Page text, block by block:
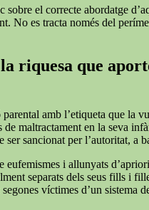
el correcte abordatge
es tracta només del
riquesa que
amb l’etiqueta que la
maltractament en la seva
sancionat per l’autoritat, a
i allunyats
separats dels seus fills i
víctimes d’un sistema